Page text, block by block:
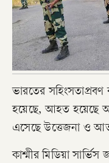
ভারতের
হয়েছে, আহত হয়েছে
এসেছে উত্তেজনা ও
কাশ্মীর মিডিয়া